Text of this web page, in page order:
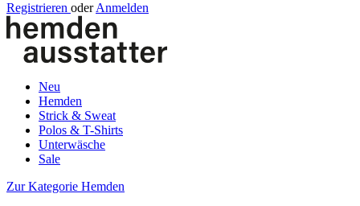
Registrieren oder Anmelden
Neu
Hemden
Strick & Sweat
Polos & T-Shirts
Unterwäsche
Sale
Zur Kategorie Hemden